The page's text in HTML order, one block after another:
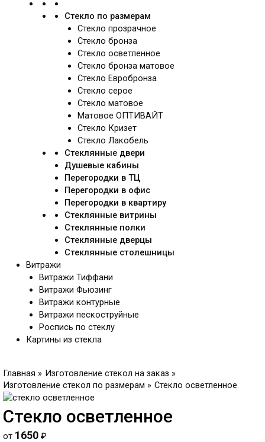
Стекло по размерам
Стекло прозрачное
Стекло бронза
Стекло осветленное
Стекло бронза матовое
Стекло Евробронза
Стекло серое
Стекло матовое
Матовое ОПТИВАЙТ
Стекло Кризет
Стекло Лакобель
Стеклянные двери
Душевые кабины
Перегородки в ТЦ
Перегородки в офис
Перегородки в квартиру
Стеклянные витрины
Стеклянные полки
Стеклянные дверцы
Стеклянные столешницы
Витражи
Витражи Тиффани
Витражи Фьюзинг
Витражи контурные
Витражи пескоструйные
Роспись по стеклу
Картины из стекла
Главная
Изготовление стекол на заказ
Изготовление стекол по размерам
Стекло осветленное
Стекло осветленное
от 1650 ₽